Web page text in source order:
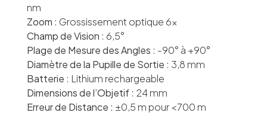
nm
Zoom : Grossissement optique 6x
Champ de Vision : 6,5°
Plage de Mesure des Angles : -90° à +90°
Diamètre de la Pupille de Sortie : 3,8 mm
Batterie : Lithium rechargeable
Dimensions de l’Objetif : 24 mm
Erreur de Distance : ±0,5 m pour <700 m